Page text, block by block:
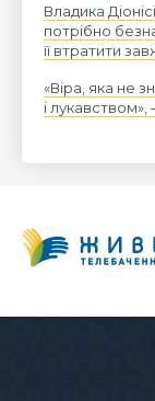
Владика
потрібно
її втратити
«Віра, яка не
і